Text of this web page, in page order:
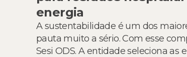
energia
A sustentabilidade é um dos
pauta muito a sério. Com esse
Sesi ODS. A entidade seleciona